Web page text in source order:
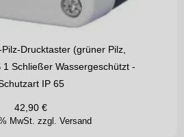
Drucktaster (grüner Pilz,
Schließer Wassergeschützt -
IP 65
MwSt. zzgl. Versand
42,90 €